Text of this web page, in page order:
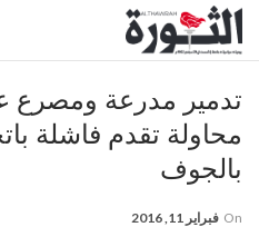
تدمير مدرعة ومصرع
محاولة تقدم فاشلة
بالجوف
On فبراير 11, 2016